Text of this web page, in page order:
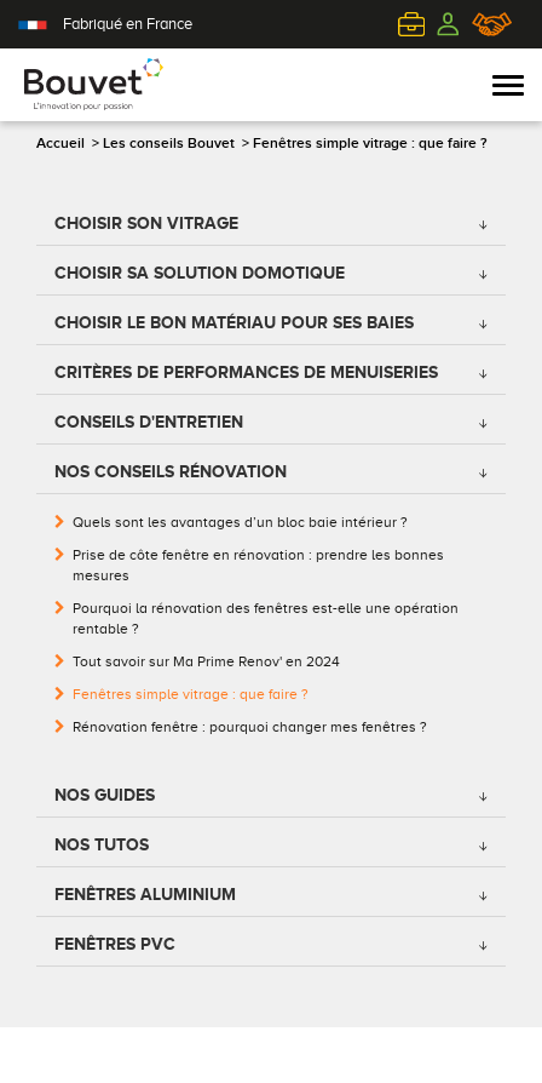
Fabriqué en France
Accueil > Les conseils Bouvet > Fenêtres simple vitrage : que faire ?
CHOISIR SON VITRAGE
CHOISIR SA SOLUTION DOMOTIQUE
CHOISIR LE BON MATÉRIAU POUR SES BAIES
CRITÈRES DE PERFORMANCES DE MENUISERIES
CONSEILS D'ENTRETIEN
NOS CONSEILS RÉNOVATION
Quels sont les avantages d’un bloc baie intérieur ?
Prise de côte fenêtre en rénovation : prendre les bonnes
mesures
Pourquoi la rénovation des fenêtres est-elle une opération
rentable ?
Tout savoir sur Ma Prime Renov' en 2024
Fenêtres simple vitrage : que faire ?
Rénovation fenêtre : pourquoi changer mes fenêtres ?
NOS GUIDES
NOS TUTOS
FENÊTRES ALUMINIUM
FENÊTRES PVC
PVC
Mixte
Aluminium
Bois
Toutes nos fenêtres
Conseils pour choisir
Demander un devis
Télécharger le catalogue
Volets roulants
Volets battants
Volets coulissants
Tous nos volets
Demander un devis
Tous nos accessoires volets roulants
Tous nos accessoires volets battants
Télécharger le catalogue
Acier
Alu
Bois
PVC
Contemporaine
Classique
Accessoires
Conseils pour choisir
Télécharger le catalogue
Qui sommes-nous ?
L'innovation pour passion
Le client au cœur de nos préoccupations
L'efficience industrielle